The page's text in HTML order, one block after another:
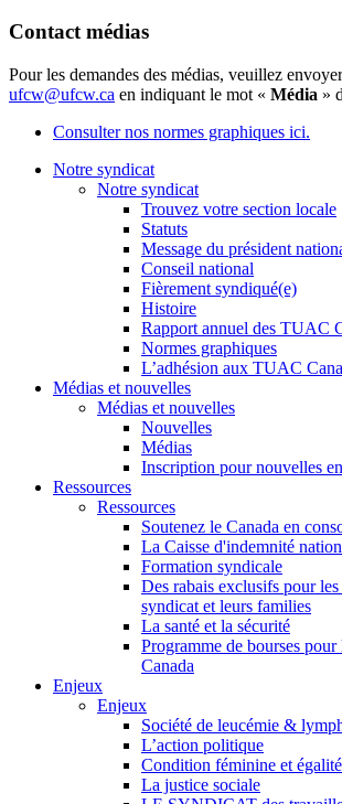
Contact médias
Pour les demandes des médias, veuillez
ufcw@ufcw.ca en indiquant le mot « Média »
Consulter nos normes graphiques ici.
Notre syndicat
Notre syndicat
Trouvez votre section locale
Statuts
Message du président
Conseil national
Fièrement syndiqué(e)
Histoire
Rapport annuel des TUAC
Normes graphiques
L’adhésion aux TUAC
Médias et nouvelles
Médias et nouvelles
Nouvelles
Médias
Inscription pour nouvelles
Ressources
Ressources
Soutenez le Canada en
La Caisse d'indemnité
Formation syndicale
Des rabais exclusifs pour
syndicat et leurs families
La santé et la sécurité
Programme de bourses
Canada
Enjeux
Enjeux
Société de leucémie &
L’action politique
Condition féminine et égalité
La justice sociale